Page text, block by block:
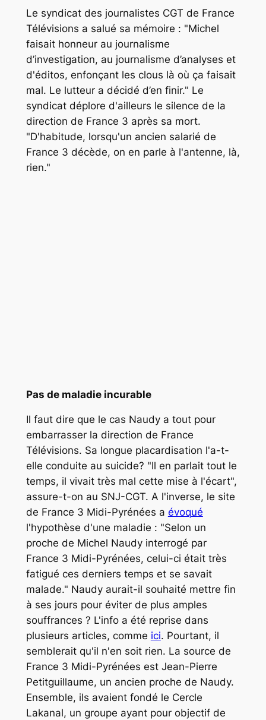
Le syndicat des journalistes CGT de France
Télévisions a salué sa mémoire : "Michel
faisait honneur au journalisme
d’investigation, au journalisme d’analyses et
d'éditos, enfonçant les clous là où ça faisait
mal. Le lutteur a décidé d’en finir." Le
syndicat déplore d'ailleurs le silence de la
direction de France 3 après sa mort.
"D'habitude, lorsqu'un ancien salarié de
France 3 décède, on en parle à l'antenne, là,
rien."
Pas de maladie incurable
Il faut dire que le cas Naudy a tout pour
embarrasser la direction de France
Télévisions. Sa longue placardisation l'a-t-
elle conduite au suicide? "Il en parlait tout le
temps, il vivait très mal cette mise à l'écart",
assure-t-on au SNJ-CGT. A l'inverse, le site
de France 3 Midi-Pyrénées a évoqué
l'hypothèse d'une maladie : "Selon un
proche de Michel Naudy interrogé par
France 3 Midi-Pyrénées, celui-ci était très
fatigué ces derniers temps et se savait
malade." Naudy aurait-il souhaité mettre fin
à ses jours pour éviter de plus amples
souffrances ? L'info a été reprise dans
plusieurs articles, comme ici. Pourtant, il
semblerait qu'il n'en soit rien. La source de
France 3 Midi-Pyrénées est Jean-Pierre
Petitguillaume, un ancien proche de Naudy.
Ensemble, ils avaient fondé le Cercle
Lakanal, un groupe ayant pour objectif de